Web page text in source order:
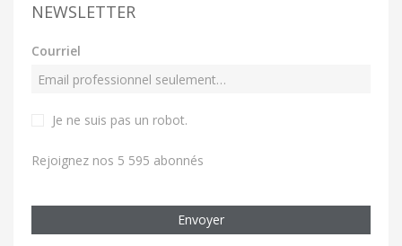
NEWSLETTER
Courriel
Je ne suis pas un robot.
Rejoignez nos 5 595 abonnés
Envoyer